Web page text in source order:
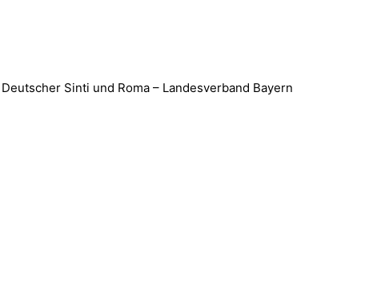
Sinti und Roma – Landesverband Bayern